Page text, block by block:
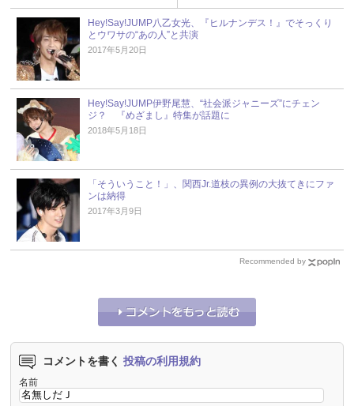
Hey!Say!JUMP八乙女光、『ヒルナンデス！』でそっくり
とウワサの“あの人”と共演
2017年5月20日
Hey!Say!JUMP伊野尾慧、“社会派ジャニーズ”にチェン
ジ？ 『めざまし』特集が話題に
2018年5月18日
「そういうこと！」、関西Jr.道枝の異例の大抜てきにファ
ンは納得
2017年3月9日
Recommended by
コメントを書く 投稿の利用規約
名前